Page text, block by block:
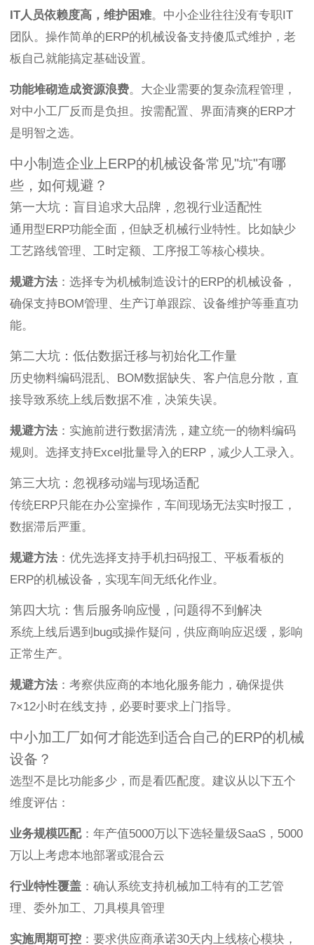
IT人员依赖度高，维护困难。中小企业往往没有专职IT
团队。操作简单的ERP的机械设备支持傻瓜式维护，老
板自己就能搞定基础设置。
功能堆砌造成资源浪费。大企业需要的复杂流程管理，
对中小工厂反而是负担。按需配置、界面清爽的ERP才
是明智之选。
中小制造企业上ERP的机械设备常见"坑"有哪
些，如何规避？
第一大坑：盲目追求大品牌，忽视行业适配性
通用型ERP功能全面，但缺乏机械行业特性。比如缺少
工艺路线管理、工时定额、工序报工等核心模块。
规避方法 ：选择专为机械制造设计的ERP的机械设备，
确保支持BOM管理、生产订单跟踪、设备维护等垂直功
能。
第二大坑：低估数据迁移与初始化工作量
历史物料编码混乱、BOM数据缺失、客户信息分散，直
接导致系统上线后数据不准，决策失误。
规避方法 ：实施前进行数据清洗，建立统一的物料编码
规则。选择支持Excel批量导入的ERP，减少人工录入。
第三大坑：忽视移动端与现场适配
传统ERP只能在办公室操作，车间现场无法实时报工，
数据滞后严重。
规避方法 ：优先选择支持手机扫码报工、平板看板的
ERP的机械设备，实现车间无纸化作业。
第四大坑：售后服务响应慢，问题得不到解决
系统上线后遇到bug或操作疑问，供应商响应迟缓，影响
正常生产。
规避方法 ：考察供应商的本地化服务能力，确保提供
7×12小时在线支持，必要时要求上门指导。
中小加工厂如何才能选到适合自己的ERP的机械
设备？
选型不是比功能多少，而是看匹配度。建议从以下五个
维度评估：
业务规模匹配：年产值5000万以下选轻量级SaaS，5000
万以上考虑本地部署或混合云
行业特性覆盖 ：确认系统支持机械加工特有的工艺管
理、委外加工、刀具模具管理
实施周期可控 ：要求供应商承诺30天内上线核心模块，